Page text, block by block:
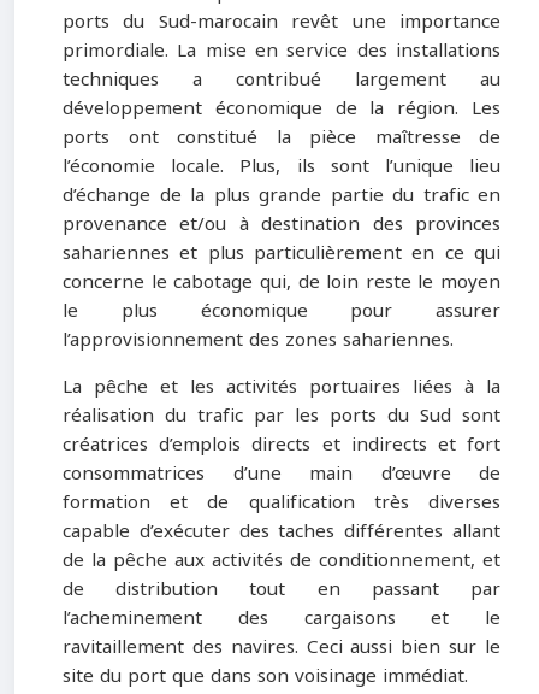
ports du Sud-marocain revêt une importance
primordiale. La mise en service des installations
techniques a contribué largement au
développement économique de la région. Les
ports ont constitué la pièce maîtresse de
l’économie locale. Plus, ils sont l’unique lieu
d’échange de la plus grande partie du trafic en
provenance et/ou à destination des provinces
sahariennes et plus particulièrement en ce qui
concerne le cabotage qui, de loin reste le moyen
le plus économique pour assurer
l’approvisionnement des zones sahariennes.
La pêche et les activités portuaires liées à la
réalisation du trafic par les ports du Sud sont
créatrices d’emplois directs et indirects et fort
consommatrices d’une main d’œuvre de
formation et de qualification très diverses
capable d’exécuter des taches différentes allant
de la pêche aux activités de conditionnement, et
de distribution tout en passant par
l’acheminement des cargaisons et le
ravitaillement des navires. Ceci aussi bien sur le
site du port que dans son voisinage immédiat.